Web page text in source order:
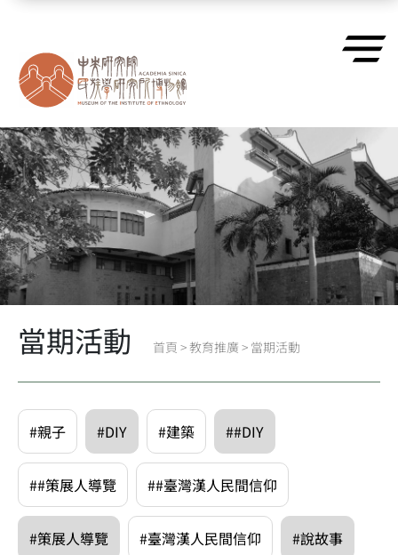
當期活動 首頁 >教育推廣 > 當期活動
#親子 #DIY #建築 ##DIY
##策展人導覽 ##臺灣漢人民間信仰
#策展人導覽 #臺灣漢人民間信仰 #說故事